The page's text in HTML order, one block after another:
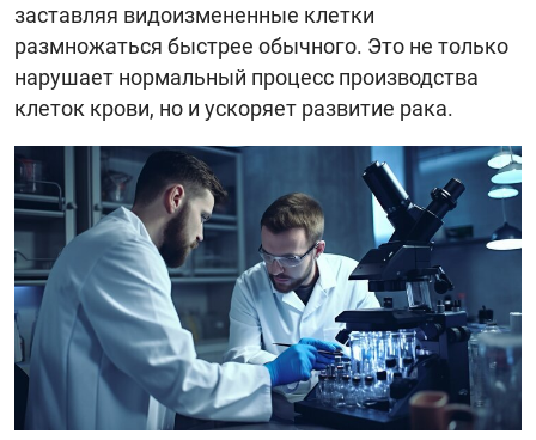
заставляя видоизмененные клетки
размножаться быстрее обычного. Это не только
нарушает нормальный процесс производства
клеток крови, но и ускоряет развитие рака.